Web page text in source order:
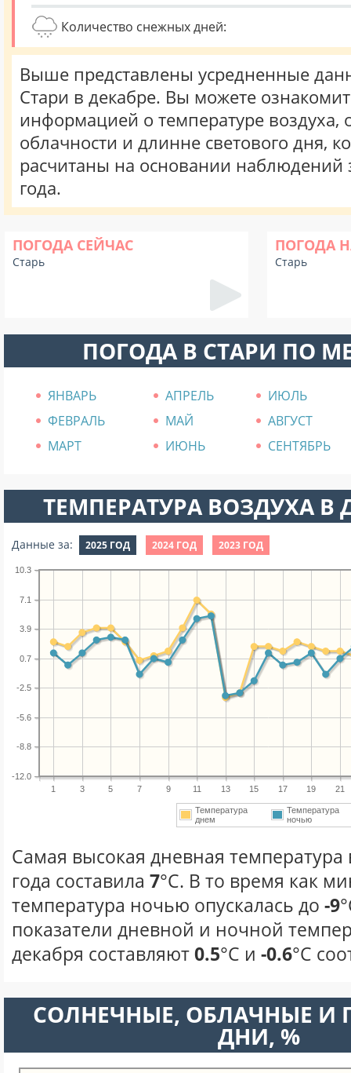
Количество снежных дней:
Выше представлены усредненные
Стари в декабре. Вы можете
информацией о температуре воздуха,
облачности и длинне светового дня,
расчитаны на основании наблюдений
года.
ПОГОДА СЕЙЧАС
Старь
ПОГОДА
Старь
ПОГОДА В СТАРИ ПО
ЯНВАРЬ АПРЕЛЬ
ИЮЛЬ
ФЕВРАЛЬ
МАЙ
АВГУСТ
МАРТ
ИЮНЬ СЕНТЯБРЬ
ТЕМПЕРАТУРА ВОЗДУХА В
Данные за: 2025 ГОД 2024 ГОД 2023 ГОД
1 3 5 7 9 11 13 15 17 19 21
-12.0
-8.8
-5.6
-2.5
0.7
3.9
7.1
10.3
Температура
днем
Температура
ночью
Самая высокая дневная температура
года составила 7°С. В то время как
температура ночью опускалась до -9
показатели дневной и ночной
декабря составляют0.5°С и -0.6°С
CОЛНЕЧНЫЕ, ОБЛАЧНЫЕ И
ДНИ, %